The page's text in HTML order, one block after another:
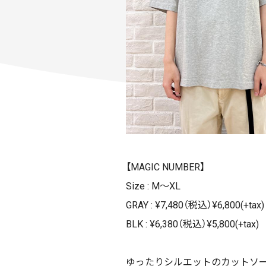
【MAGIC NUMBER】
Size : M〜XL
GRAY : ¥7,480（税込）¥6,800(+tax)
BLK : ¥6,380（税込）¥5,800(+tax)
ゆったりシルエットのカットソー